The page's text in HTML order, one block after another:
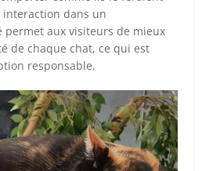
interaction dans un
aux visiteurs de mieux
de chaque chat, ce qui est
responsable.